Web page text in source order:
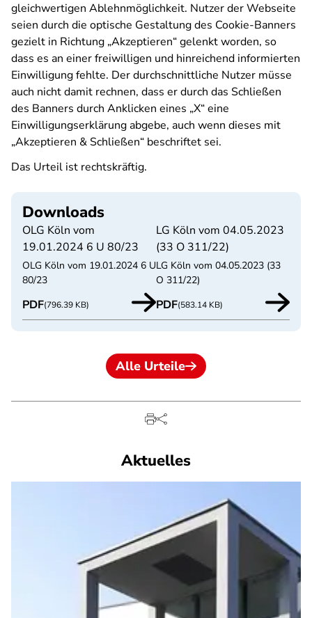
gleichwertigen Ablehnmöglichkeit. Nutzer der Webseite
seien durch die optische Gestaltung des Cookie-Banners
gezielt in Richtung „Akzeptieren“ gelenkt worden, so
dass es an einer freiwilligen und hinreichend informierten
Einwilligung fehlte. Der durchschnittliche Nutzer müsse
auch nicht damit rechnen, dass er durch das Schließen
des Banners durch Anklicken eines „X“ eine
Einwilligungserklärung abgebe, auch wenn dieses mit
„Akzeptieren & Schließen“ beschriftet sei.
Das Urteil ist rechtskräftig.
Downloads
OLG Köln vom
19.01.2024 6 U 80/23
OLG Köln vom 19.01.2024 6 U
80/23
PDF(796.39 KB)
LG Köln vom 04.05.2023
(33 O 311/22)
LG Köln vom 04.05.2023 (33
O 311/22)
PDF(583.14 KB)
Alle Urteile
Aktuelles